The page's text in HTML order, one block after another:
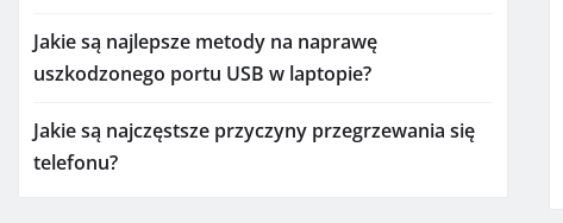
Jakie są najlepsze metody na naprawę
uszkodzonego portu USB w laptopie?
Jakie są najczęstsze przyczyny przegrzewania się
telefonu?